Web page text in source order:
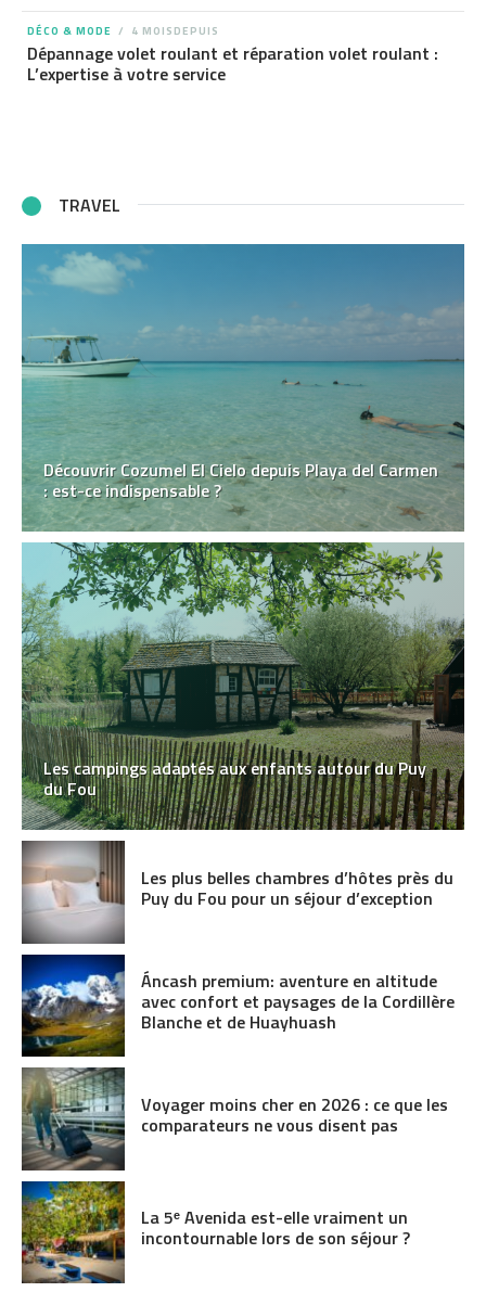
DÉCO & MODE 4 MOISDEPUIS
Dépannage volet roulant et réparation volet roulant :
L’expertise à votre service
TRAVEL
Découvrir Cozumel El Cielo depuis Playa del Carmen
: est-ce indispensable ?
Les campings adaptés aux enfants autour du Puy
du Fou
Les plus belles chambres d’hôtes près du
Puy du Fou pour un séjour d’exception
Áncash premium: aventure en altitude
avec confort et paysages de la Cordillère
Blanche et de Huayhuash
Voyager moins cher en 2026 : ce que les
comparateurs ne vous disent pas
La 5ᵉ Avenida est-elle vraiment un
incontournable lors de son séjour ?